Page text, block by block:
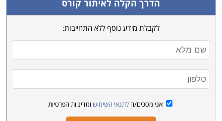
ניתן להתחיל בחברה בתפקיד זוטר ועם הזמן לעבור קורסי
העשרה ולהתקדם לתפקידים בכירים.
מרבית הלימודים אינם דורשים כל ידע מוקדם, עם זאת
בחלקם יש צורך לעבור מבחני קבלה הבוחנים ידע בסיסי
ביותר באנגלית ומתמטיקה ולכן בטרם אתם נרשמים לאחד
הקורסים , חשוב כי תוודאו כי אתם עומדים בתנאי הקבלה,
הדרך הקלה לאיתור קורס
לקבלת מידע נוסף ללא התחייבות:
אני מסכים/ה לתנאי השימוש ומדיניות הפרטיות